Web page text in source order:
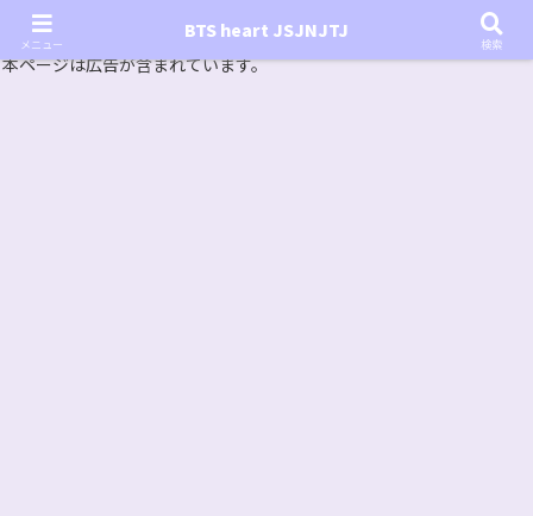
『In the SOOP BTS ver.』シーズン2放送決定！いつから始まる？インザスープの放送開始日・視聴
方法は？【In the SOOP BTS ver. Season 2】
本ページは広告が含まれています。
メニュー
BTS heart JSJNJTJ
検索